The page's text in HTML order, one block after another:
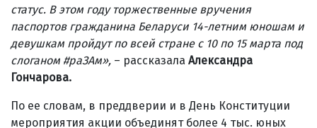
статус. В этом году торжественные вручения
паспортов гражданина Беларуси 14-летним юношам и
девушкам пройдут по всей стране с 10 по 15 марта под
слоганом #раЗАм», – рассказала Александра
Гончарова.
По ее словам, в преддверии и в День Конституции
мероприятия акции объединят более 4 тыс. юных